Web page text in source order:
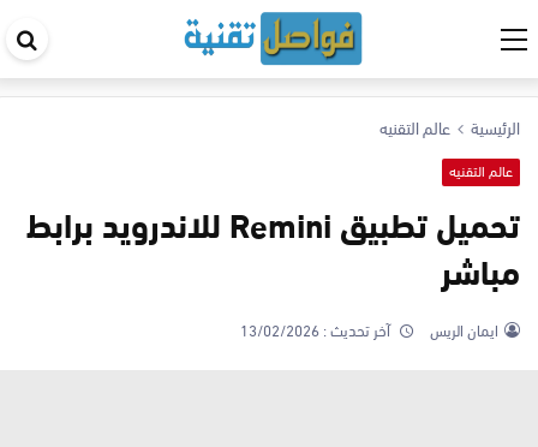
الرئيسية عالم التقنيه
عالم التقنيه
تحميل تطبيق Remini للاندرويد برابط
مباشر
ايمان الريس آخر تحديث :13/02/2026